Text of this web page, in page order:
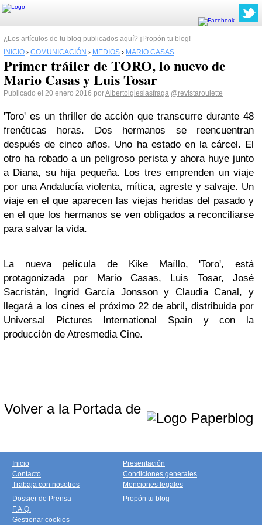
¿Los artículos de tu blog publicados aquí? ¡Propón tu blog!
INICIO › COMUNICACIÓN › MEDIOS › MARIO CASAS
Primer tráiler de TORO, lo nuevo de
Mario Casas y Luis Tosar
Publicado el 20 enero 2016 porAlbertoiglesiasfraga @revistaroulette
'Toro' es un thriller de acción que transcurre durante 48
frenéticas horas. Dos hermanos se reencuentran
después de cinco años. Uno ha estado en la cárcel. El
otro ha robado a un peligroso perista y ahora huye junto
a Diana, su hija pequeña. Los tres emprenden un viaje
por una Andalucía violenta, mítica, agreste y salvaje. Un
viaje en el que aparecen las viejas heridas del pasado y
en el que los hermanos se ven obligados a reconciliarse
para salvar la vida.
La nueva película de Kike Maíllo, 'Toro', está
protagonizada por Mario Casas, Luis Tosar, José
Sacristán, Ingrid García Jonsson y Claudia Canal, y
llegará a los cines el próximo 22 de abril, distribuida por
Universal Pictures International Spain y con la
producción de Atresmedia Cine.
Volver a la Portada de
Inicio
Contacto
Trabaja con nosotros
Presentación
Condiciones generales
Menciones legales
Dossier de Prensa
F.A.Q.
Gestionar cookies
Propón tu blog